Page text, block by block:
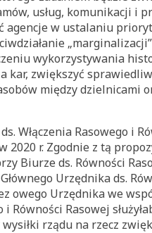
usług, komunikacji i
agencje w ustalaniu
wykorzystywania
kar, zwiększyć
między dzielnicami
Włączenia Rasowego i
2020 r. Zgodnie z tą
Biurze ds. Równości
Urzędnika ds.
owego Urzędnika we
Równości Rasowej
rządu na rzecz